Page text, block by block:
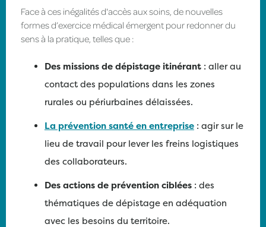
Face à ces inégalités d'accès aux soins, de nouvelles
formes d’exercice médical émergent pour redonner du
sens à la pratique, telles que :
Des missions de dépistage itinérant: aller au
contact des populations dans les zones
rurales ou périurbaines délaissées.
La prévention santé en entreprise: agir sur le
lieu de travail pour lever les freins logistiques
des collaborateurs.
Des actions de prévention ciblées: des
thématiques de dépistage en adéquation
avec les besoins du territoire.